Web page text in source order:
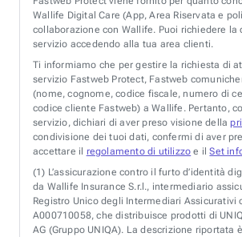
Wallife Digital Care (App, Area Riservata e
collaborazione con Wallife. Puoi richiedere la
servizio accedendo alla tua area clienti.
Ti informiamo che per gestire la richiesta di
servizio Fastweb Protect, Fastweb
(nome, cognome, codice fiscale, numero di
codice cliente Fastweb) a Wallife. Pertanto,
servizio, dichiari di aver preso visione della
condivisione dei tuoi dati, confermi di aver
accettare il regolamento di utilizzo e ilSet
(1) L’assicurazione contro il furto d’identità
da Wallife Insurance S.r.l., intermediario
Registro Unico degli Intermediari Assicurativi
A000710058, che distribuisce prodotti di
AG (Gruppo UNIQA). La descrizione riportata